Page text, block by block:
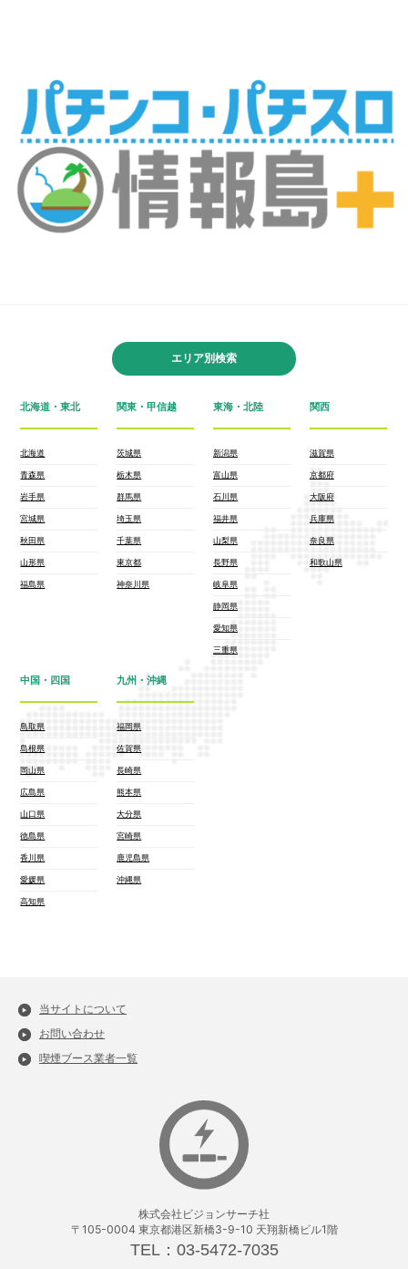
エリア別検索
北海道・東北
北海道
青森県
岩手県
宮城県
秋田県
山形県
福島県
関東・甲信越
茨城県
栃木県
群馬県
埼玉県
千葉県
東京都
神奈川県
東海・北陸
新潟県
富山県
石川県
福井県
山梨県
長野県
岐阜県
静岡県
愛知県
三重県
関西
滋賀県
京都府
大阪府
兵庫県
奈良県
和歌山県
中国・四国
鳥取県
島根県
岡山県
広島県
山口県
徳島県
香川県
愛媛県
高知県
九州・沖縄
福岡県
佐賀県
長崎県
熊本県
大分県
宮崎県
鹿児島県
沖縄県
当サイトについて
お問い合わせ
喫煙ブース業者一覧
株式会社ビジョンサーチ社
〒105-0004 東京都港区新橋3-9-10 天翔新橋ビル1階
TEL：03-5472-7035